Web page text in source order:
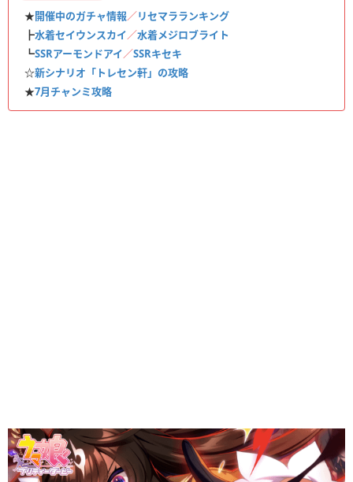
★開催中のガチャ情報／リセマラランキング
┣水着セイウンスカイ／水着メジロブライト
┗SSRアーモンドアイ／SSRキセキ
☆新シナリオ「トレセン軒」の攻略
★7月チャンミ攻略